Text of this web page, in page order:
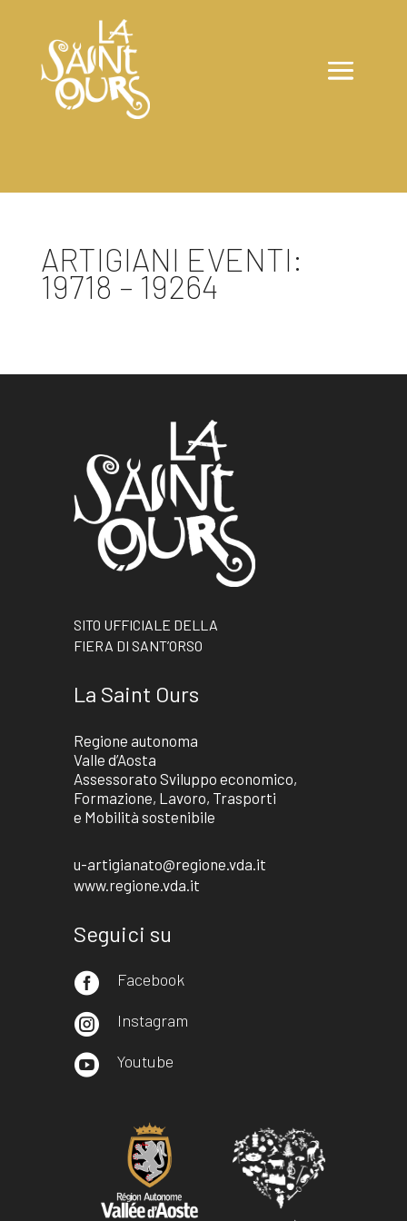
ARTIGIANI EVENTI:
19718 – 19264
SITO UFFICIALE DELLA
FIERA DI SANT’ORSO
La Saint Ours
Regione autonoma
Valle d’Aosta
Assessorato Sviluppo economico,
Formazione, Lavoro, Trasporti
e Mobilità sostenibile
u-artigianato@regione.vda.it
www.regione.vda.it
Seguici su
 Facebook
 Instagram
 Youtube